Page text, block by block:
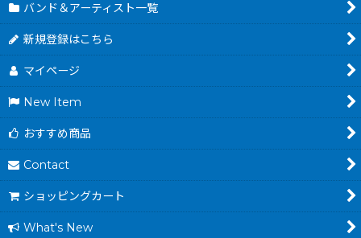
バンド＆アーティスト一覧
新規登録はこちら
マイページ
New Item
おすすめ商品
Contact
ショッピングカート
What's New